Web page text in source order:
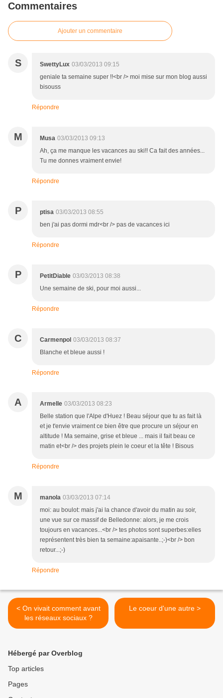
Commentaires
Ajouter un commentaire
S SwettyLux 03/03/2013 09:15
geniale ta semaine super !!<br /> moi mise sur mon blog aussi
bisouss
Répondre
M Musa 03/03/2013 09:13
Ah, ça me manque les vacances au ski!! Ca fait des années...
Tu me donnes vraiment envie!
Répondre
P ptisa 03/03/2013 08:55
ben j'ai pas dormi mdr<br /> pas de vacances ici
Répondre
P PetitDiable 03/03/2013 08:38
Une semaine de ski, pour moi aussi...
Répondre
C Carmenpol 03/03/2013 08:37
Blanche et bleue aussi !
Répondre
A Armelle 03/03/2013 08:23
Belle station que l'Alpe d'Huez ! Beau séjour que tu as fait là
et je t'envie vraiment ce bien être que procure un séjour en
altitude ! Ma semaine, grise et bleue ... mais il fait beau ce
matin et<br /> des projets plein le coeur et la tête ! Bisous
Répondre
M manola 03/03/2013 07:14
moi: au boulot: mais j'ai la chance d'avoir du matin au soir,
une vue sur ce massif de Belledonne: alors, je me crois
toujours en vacances...<br /> tes photos sont superbes:elles
représentent très bien ta semaine:apaisante..;-)<br /> bon
retour...;-)
Répondre
< On vivait comment avant
les réseaux sociaux ?
Le coeur d'une autre >
Hébergé par Overblog
Top articles
Pages